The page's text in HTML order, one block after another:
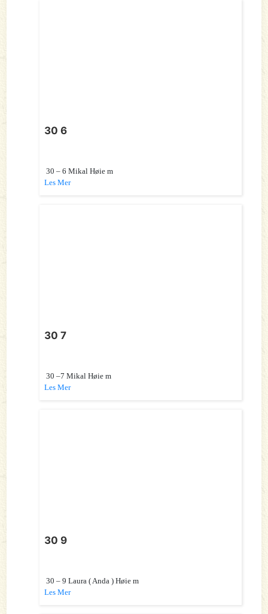
30 6
30 – 6 Mikal Høie m
Les Mer
30 7
30 –7 Mikal Høie m
Les Mer
30 9
30 – 9 Laura ( Anda ) Høie m
Les Mer